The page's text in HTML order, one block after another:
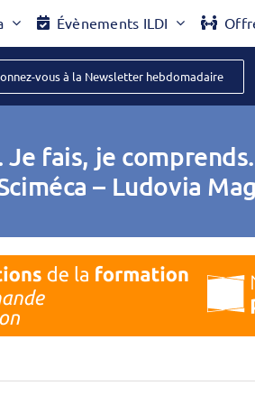
Évènements ILDI
vous à la Newsletter hebdomadaire
fais, je
– Ludovia